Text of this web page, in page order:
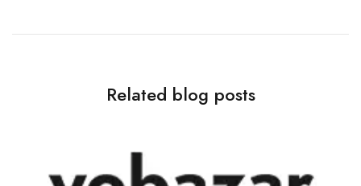
Related blog posts